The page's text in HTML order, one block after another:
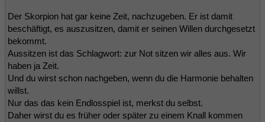
Der Skorpion hat gar keine Zeit, nachzugeben. Er ist damit
beschäftigt, es auszusitzen, damit er seinen Willen durchgesetzt
bekommt.
Aussitzen ist das Schlagwort: zur Not sitzen wir alles aus. Wir
haben ja Zeit.
Und du wirst schon nachgeben, wenn du die Harmonie behalten
willst.
Nur das das kein Endlosspiel ist, merkst du selbst.
Daher wirst du es früher oder später zu einem Knall kommen